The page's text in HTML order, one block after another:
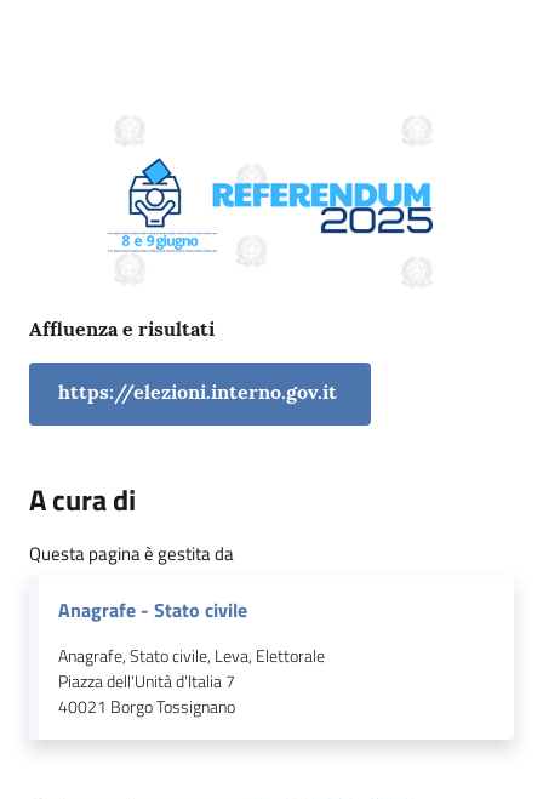
Contenuto
Affluenza e risultati
https://elezioni.interno.gov.it
A cura di
Questa pagina è gestita da
Anagrafe - Stato civile
Anagrafe, Stato civile, Leva, Elettorale
Piazza dell'Unità d'Italia 7
40021 Borgo Tossignano